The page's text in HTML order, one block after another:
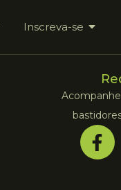
Inscreva-se